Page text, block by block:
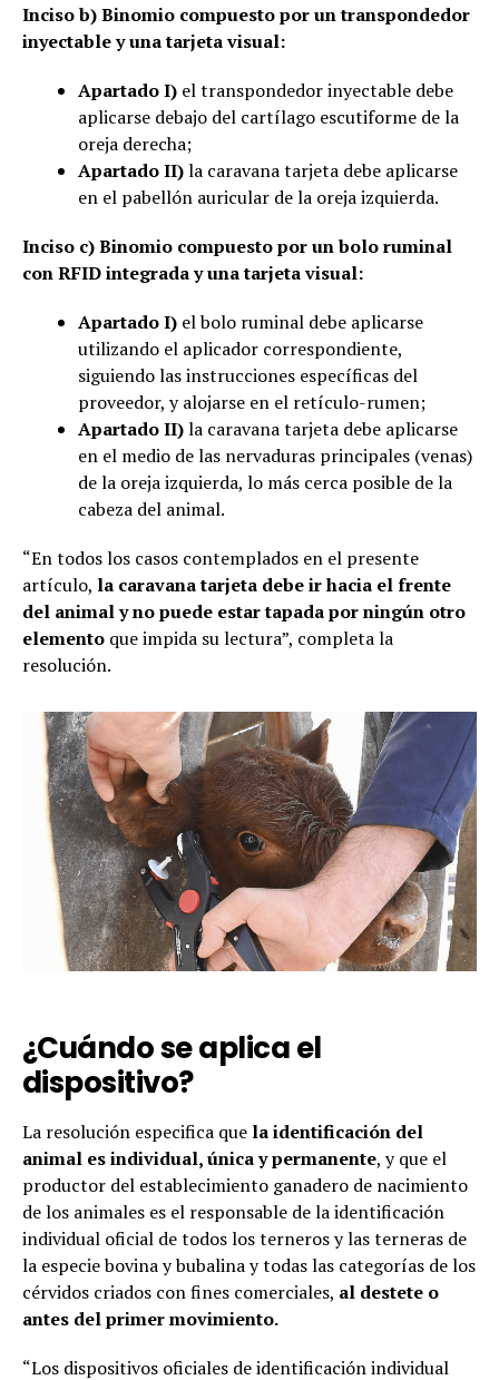
Inciso b) Binomio compuesto por un transpondedor
inyectable y una tarjeta visual:
Apartado I) el transpondedor inyectable debe
aplicarse debajo del cartílago escutiforme de la
oreja derecha;
Apartado II)la caravana tarjeta debe aplicarse
en el pabellón auricular de la oreja izquierda.
Inciso c) Binomio compuesto por un bolo ruminal
con RFID integrada y una tarjeta visual:
Apartado I) el bolo ruminal debe aplicarse
utilizando el aplicador correspondiente,
siguiendo las instrucciones específicas del
proveedor, y alojarse en el retículo-rumen;
Apartado II)la caravana tarjeta debe aplicarse
en el medio de las nervaduras principales (venas)
de la oreja izquierda, lo más cerca posible de la
cabeza del animal.
“En todos los casos contemplados en el presente
artículo, la caravana tarjeta debe ir hacia el frente
del animal y no puede estar tapada por ningún otro
elemento que impida su lectura”, completa la
resolución.
¿Cuándo se aplica el
dispositivo?
La resolución especifica que la identificación del
animal es individual, única y permanente, y que el
productor del establecimiento ganadero de nacimiento
de los animales es el responsable de la identificación
individual oficial de todos los terneros y las terneras de
la especie bovina y bubalina y todas las categorías de los
cérvidos criados con fines comerciales, al destete o
antes del primer movimiento.
“Los dispositivos oficiales de identificación individual